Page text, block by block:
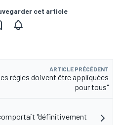
cet article
ARTICLE PRÉCÉDENT
règles doivent être appliquées
pour tous"
"définitivement